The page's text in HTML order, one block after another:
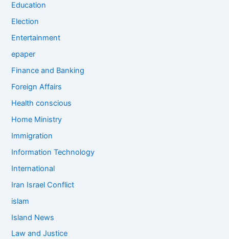
Education
Election
Entertainment
epaper
Finance and Banking
Foreign Affairs
Health conscious
Home Ministry
Immigration
Information Technology
International
Iran Israel Conflict
islam
Island News
Law and Justice